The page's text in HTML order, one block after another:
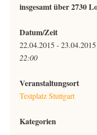
insgesamt über 2730
Datum/Zeit
22.04.2015 - 23.04.2015
22:00
Veranstaltungsort
Testplatz Stuttgart
Kategorien